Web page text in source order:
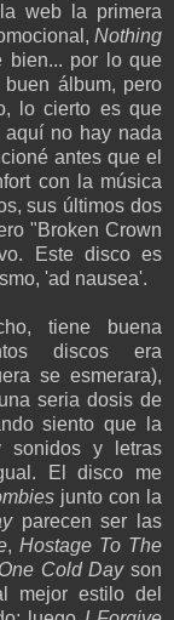
web la primera
Nothing
bien... por lo que
álbum, pero
lo cierto es que
no hay nada
antes que el
con la música
sus últimos dos
"Broken Crown
Este disco es
'ad nausea'.
tiene buena
discos era
se esmerara),
seria dosis de
siento que la
sonidos y letras
El disco me
junto con la
parecen ser las
, Hostage To The
One Cold Dayson
mejor estilo del